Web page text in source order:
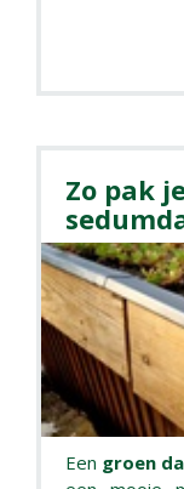
Zo pak
Een groen